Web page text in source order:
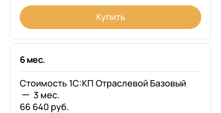
Купить
6 мес.
Стоимость 1С:КП Отраслевой Базовый
3 мес.
66 640 руб.